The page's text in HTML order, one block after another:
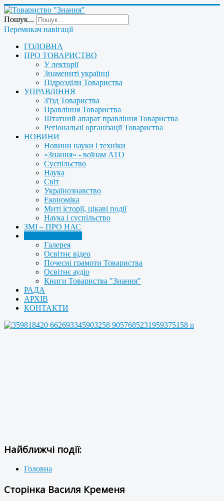
Пошук...
Перемикач навігації
ГОЛОВНА
ПРО ТОВАРИСТВО
У лекторії
Знамениті українці
Підрозділи Товариства
УПРАВЛІННЯ
З'їзд Товариства
Правління Товариства
Штатний апарат правління Товариства
Регіональні організації Товариства
НОВИНИ
Новини науки і техніки
«Знання» - воїнам АТО
Суспільство
Наука
Світ
Українознавство
Економіка
Миті історії, цікаві події
Наука і суспільство
ЗМІ – ПРО НАС
Галерея
Освітнє відео
Почесні грамоти Товариства
Освітнє аудіо
Книги Товариства "Знання"
РАДА
АРХІВ
КОНТАКТИ
Найближчі події:
Головна
Сторінка Василя Кременя